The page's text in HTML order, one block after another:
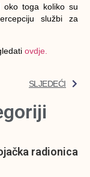
oko toga koliko su
službi za
ovdje.
SLJEDEĆI
radionica